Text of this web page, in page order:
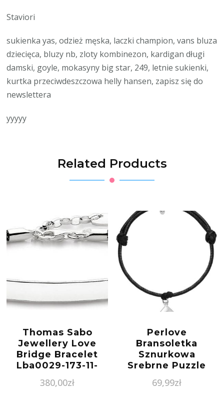
Staviori
sukienka yas, odzież męska, laczki champion, vans bluza
dziecięca, bluzy nb, zloty kombinezon, kardigan długi
damski, goyle, mokasyny big star, 249, letnie sukienki,
kurtka przeciwdeszczowa helly hansen, zapisz się do
newslettera
yyyyy
Related Products
Thomas Sabo
Jewellery Love
Bridge Bracelet
Lba0029-173-11-
380,00zł
Perlove
Bransoletka
Sznurkowa
Srebrne Puzzle
69,99zł